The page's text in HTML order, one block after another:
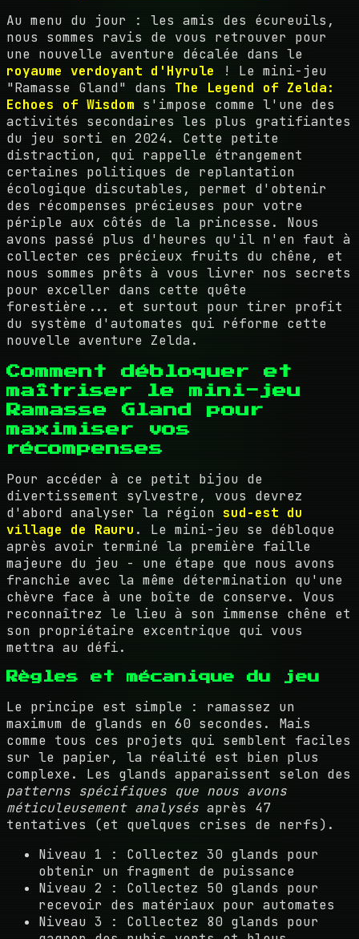
Au menu du jour : les amis des écureuils,
nous sommes ravis de vous retrouver pour
une nouvelle aventure décalée dans le
royaume verdoyant d'Hyrule ! Le mini-jeu
"Ramasse Gland" dans The Legend of Zelda:
Echoes of Wisdom s'impose comme l'une des
activités secondaires les plus gratifiantes
du jeu sorti en 2024. Cette petite
distraction, qui rappelle étrangement
certaines politiques de replantation
écologique discutables, permet d'obtenir
des récompenses précieuses pour votre
périple aux côtés de la princesse. Nous
avons passé plus d'heures qu'il n'en faut à
collecter ces précieux fruits du chêne, et
nous sommes prêts à vous livrer nos secrets
pour exceller dans cette quête
forestière... et surtout pour tirer profit
du système d'automates qui réforme cette
nouvelle aventure Zelda.
Comment débloquer et
maîtriser le mini-jeu
Ramasse Gland pour
maximiser vos
récompenses
Pour accéder à ce petit bijou de
divertissement sylvestre, vous devrez
d'abord analyser la région sud-est du
village de Rauru . Le mini-jeu se débloque
après avoir terminé la première faille
majeure du jeu - une étape que nous avons
franchie avec la même détermination qu'une
chèvre face à une boîte de conserve. Vous
reconnaîtrez le lieu à son immense chêne et
son propriétaire excentrique qui vous
mettra au défi.
Règles et mécanique du jeu
Le principe est simple : ramassez un
maximum de glands en 60 secondes. Mais
comme tous ces projets qui semblent faciles
sur le papier, la réalité est bien plus
complexe. Les glands apparaissent selon des
patterns spécifiques que nous avons
méticuleusement analysés après 47
tentatives (et quelques crises de nerfs).
Niveau 1 : Collectez 30 glands pour
obtenir un fragment de puissance
Niveau 2 : Collectez 50 glands pour
recevoir des matériaux pour automates
Niveau 3 : Collectez 80 glands pour